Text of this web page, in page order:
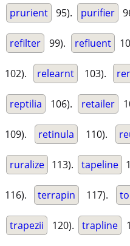
prurient 95). purifier
refilter 99). refluent
102). relearnt 103).
reptilia 106). retailer
109). retinula 110).
ruralize 113). tapeline
116). terrapin 117).
trapezii 120). trapline